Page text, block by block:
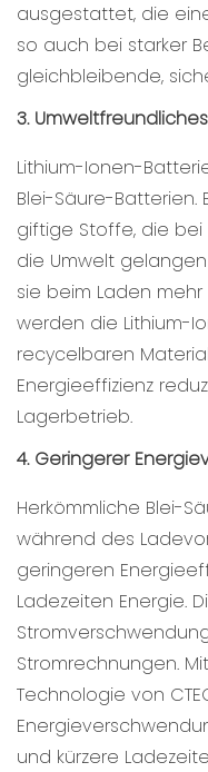
ausgestattet, die
so auch bei starker
gleichbleibende,
3.
Lithium-Ionen-
Blei-Säure-
giftige Stoffe, die
die Umwelt
sie beim Laden
werden die Lithium-
recycelbaren
Energieeffizienz
Lagerbetrieb.
4. Geringerer
Herkömmliche Blei-
während des
geringeren
Ladezeiten Energie.
Stromrechnungen.
Technologie von
und kürzere